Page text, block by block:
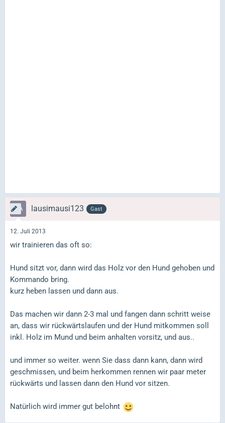
lausimausi123 Gast
12. Juli 2013
wir trainieren das oft so:
Hund sitzt vor, dann wird das Holz vor den Hund gehoben und
Kommando bring.
kurz heben lassen und dann aus.
Das machen wir dann 2-3 mal und fangen dann schritt weise
an, dass wir rückwärtslaufen und der Hund mitkommen soll
inkl. Holz im Mund und beim anhalten vorsitz, und aus..
und immer so weiter. wenn Sie dass dann kann, dann wird
geschmissen, und beim herkommen rennen wir paar meter
rückwärts und lassen dann den Hund vor sitzen.
Natürlich wird immer gut belohnt